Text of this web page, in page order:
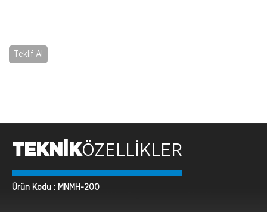
Teklif Al
TEKNİKÖZELLİKLER
Ürün Kodu : MNMH-200